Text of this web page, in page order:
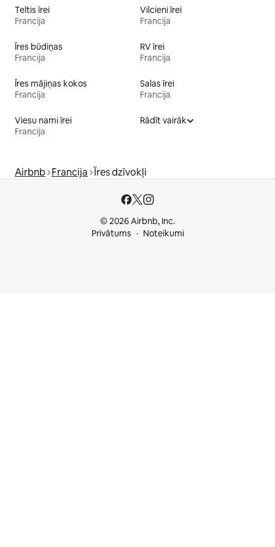
Teltis īrei
Francija
Vilcieni īrei
Francija
Īres būdiņas
Francija
RV īrei
Francija
Īres mājiņas kokos
Francija
Salas īrei
Francija
Viesu nami īrei
Francija
Rādīt vairāk
Airbnb Francija Īres dzīvokļi
© 2026 Airbnb, Inc.
Privātums
Noteikumi